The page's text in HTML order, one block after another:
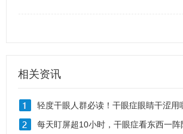
相关资讯
轻度干眼人群必读！干眼症眼睛干涩用
每天盯屏超10小时，干眼症看东西一